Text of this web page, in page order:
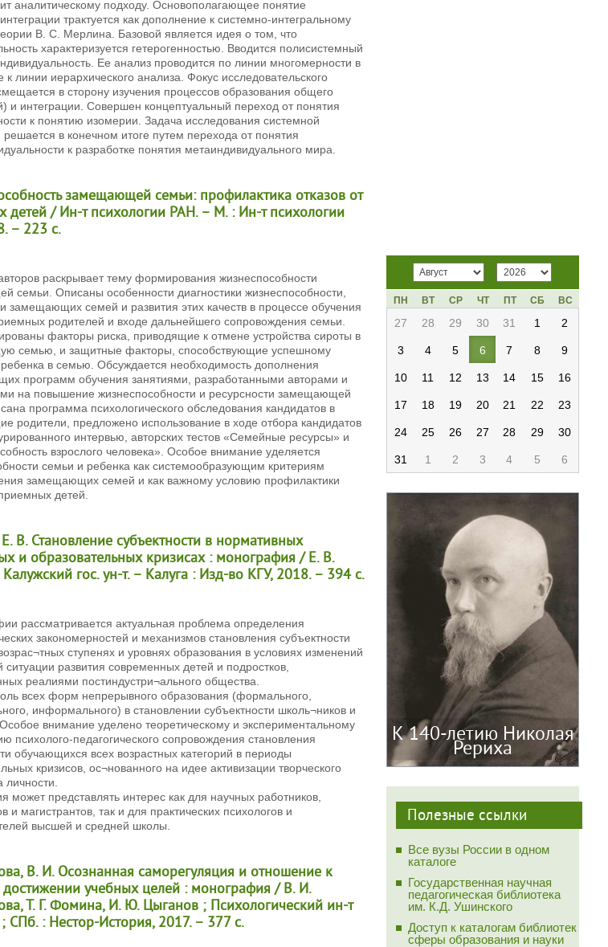
аналитическому подходу. Основополагающее понятие
трактуется как дополнение к системно-интегральному
B. C. Мерлина. Базовой является идея о том, что
характеризуется гетерогенностью. Вводится полисистемный
Ее анализ проводится по линии многомерности в
к линии иерархического анализа. Фокус исследовательского
в сторону изучения процессов образования общего
и интеграции. Совершен концептуальный переход от понятия
к понятию изомерии. Задача исследования системной
решается в конечном итоге путем перехода от понятия
к разработке понятия метаиндивидуального мира.
замещающей семьи: профилактика отказов от
детей / Ин-т психологии РАН. – М. : Ин-т психологии
– 223 с.
раскрывает тему формирования жизнеспособности
семьи. Описаны особенности диагностики жизнеспособности,
замещающих семей и развития этих качеств в процессе обучения
родителей и входе дальнейшего сопровождения семьи.
факторы риска, приводящие к отмене устройства сироты в
семью, и защитные факторы, способствующие успешному
ребенка в семью. Обсуждается необходимость дополнения
программ обучения занятиями, разработанными авторами и
на повышение жизнеспособности и ресурсности замещающей
программа психологического обследования кандидатов в
родители, предложено использование в ходе отбора кандидатов
интервью, авторских тестов «Семейные ресурсы» и
взрослого человека». Особое внимание уделяется
семьи и ребенка как системообразующим критериям
замещающих семей и как важному условию профилактики
детей.
В. Становление субъектности в нормативных
и образовательных кризисах : монография / Е. В.
гос. ун-т. – Калуга : Изд-во КГУ, 2018. – 394 с.
рассматривается актуальная проблема определения
закономерностей и механизмов становления субъектности
ступенях и уровнях образования в условиях изменений
ситуации развития современных детей и подростков,
реалиями постиндустри¬ального общества.
всех форм непрерывного образования (формального,
информального) в становлении субъектности школь¬ников и
внимание уделено теоретическому и экспериментальному
психолого-педагогического сопровождения становления
обучающихся всех возрастных категорий в периоды
кризисов, ос¬нованного на идее активизации творческого
личности.
может представлять интерес как для научных работников,
и магистрантов, так и для практических психологов и
высшей и средней школы.
В. И. Осознанная саморегуляция и отношение к
учебных целей : монография / В. И.
Т. Г. Фомина, И. Ю. Цыганов ; Психологический ин-т
СПб. : Нестор-История, 2017. – 377 с.
ПН ВТ СР ЧТ ПТ СБ ВС
27 28 29 30 31 1 2
3 4 5 6 7 8 9
10 11 12 13 14 15 16
17 18 19 20 21 22 23
24 25 26 27 28 29 30
31 1 2 3 4 5 6
К 140-летию Николая
Рериха
Полезные ссылки
Все вузы России в одном
каталоге
Государственная научная
педагогическая библиотека
им. К.Д. Ушинского
Доступ к каталогам библиотек
сферы образования и науки